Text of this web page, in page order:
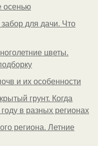
осенью
забор для дачи. Что
цветы.
и их особенности
грунт. Когда
в разных регионах
региона. Летние